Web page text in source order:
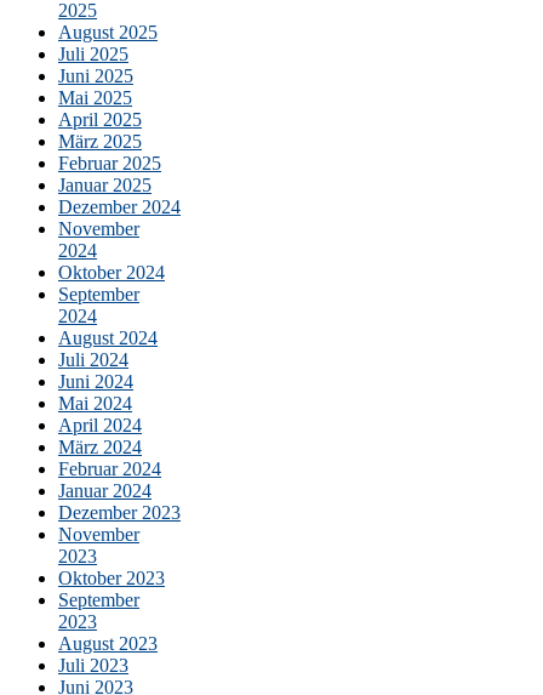
2025
August 2025
Juli 2025
Juni 2025
Mai 2025
April 2025
März 2025
Februar 2025
Januar 2025
Dezember 2024
November
2024
Oktober 2024
September
2024
August 2024
Juli 2024
Juni 2024
Mai 2024
April 2024
März 2024
Februar 2024
Januar 2024
Dezember 2023
November
2023
Oktober 2023
September
2023
August 2023
Juli 2023
Juni 2023